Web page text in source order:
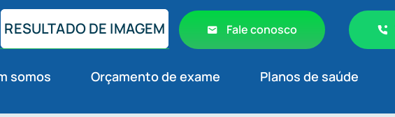
RESULTADO DE IMAGEM Fale conosco
somos Orçamento de exame Planos de saúde